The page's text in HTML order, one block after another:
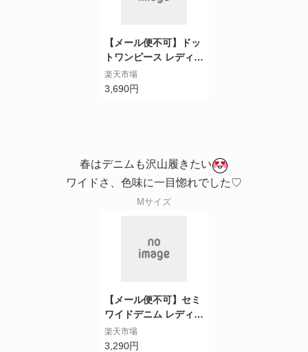
【メール便不可】ドッ
トワンピース レディー
ス Vネック ドルマンス
リーブ ドット柄 バル
楽天市場
3,690円
春はデニムも沢山履きたい
ワイドさ、色味に一目惚れでした♡
Mサイズ
【メール便不可】セミ
ワイドデニム レディー
ス フロントポケット
バックポケット ウエス
楽天市場
3,290円